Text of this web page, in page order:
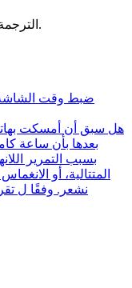
الترجمة هي الجسر الذي يربط بين العقول والقلوب.
ضبط وقت الشاشة
هل سبق أن أمسكت
بعدها بأن ساعة
بسبب التمرير
المتتالية، أو